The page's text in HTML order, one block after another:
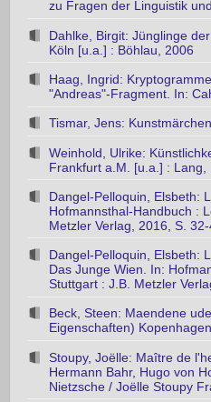
zu Fragen der Linguistik
Dahlke, Birgit: Jünglinge
Köln [u.a.] : Böhlau, 2006
Haag, Ingrid:
"Andreas"-Fragment. In:
Tismar, Jens:
Weinhold, Ulrike:
Frankfurt a.M. [u.a.] : Lang,
Dangel-Pelloquin, Elsbeth:
Hofmannsthal-Handbuch :
Metzler Verlag, 2016, S.
Dangel-Pelloquin, Elsbeth:
Das Junge Wien. In:
Stuttgart : J.B. Metzler
Beck, Steen: Maendene
Eigenschaften)
Stoupy, Joëlle: Maître de
Hermann Bahr, Hugo von
Nietzsche / Joëlle Stoupy